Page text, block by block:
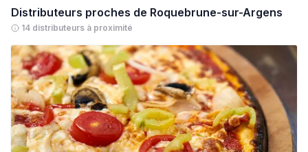
Distributeurs proches de Roquebrune-sur-Argens
14 distributeurs à proximité